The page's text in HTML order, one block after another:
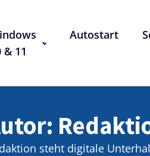
& 11
Autostart
steht digitale